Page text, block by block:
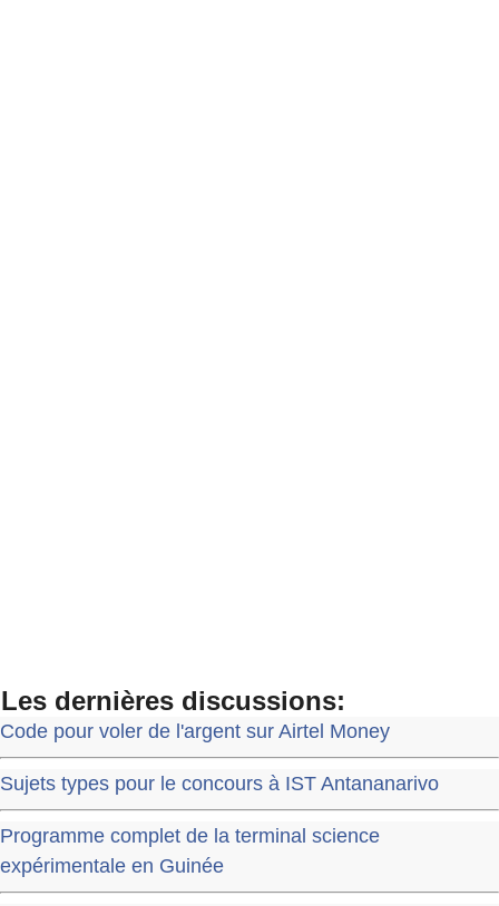
Les dernières discussions:
Code pour voler de l'argent sur Airtel Money
Sujets types pour le concours à IST Antananarivo
Programme complet de la terminal science
expérimentale en Guinée